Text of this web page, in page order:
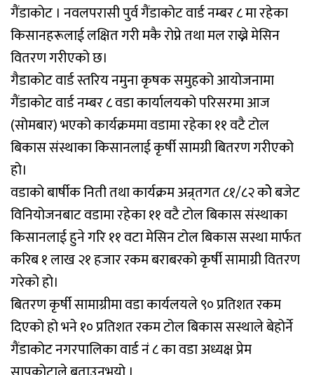
गैंडाकोट । नवलपरासी पुर्व गैंडाकोट वार्ड नम्बर ८ मा रहेका
किसानहरूलाई लक्षित गरी मकै रोप्ने तथा मल राख्ने मेसिन
वितरण गरीएको छ।
गैडाकोट वार्ड स्तरिय नमुना कृषक समुहको आयोजनामा
गैंडाकोट वार्ड नम्बर ८ वडा कार्यालयको परिसरमा आज
(सोमबार) भएको कार्यक्रममा वडामा रहेका ११ वटै टोल
बिकास संस्थाका किसानलाई कृर्षी सामग्री बितरण गरीएको
हो।
वडाको बार्षीक निती तथा कार्यक्रम अन्र्तगत ८१/८२ कोे बजेट
विनियोजनबाट वडामा रहेका ११ वटै टोल बिकास संस्थाका
किसानलाई हुने गरि ११ वटा मेसिन टोल बिकास सस्था मार्फत
करिब १ लाख २१ हजार रकम बराबरको कृर्षी सामाग्री वितरण
गरेको हो।
बितरण कृर्षी सामाग्रीमा वडा कार्यलयले ९० प्रतिशत रकम
दिएको हो भने १० प्रतिशत रकम टोल बिकास सस्थाले बेहोर्ने
गैंडाकोट नगरपालिका वार्ड नं ८ का वडा अध्यक्ष प्रेम